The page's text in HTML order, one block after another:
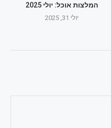
המלצות אוכל: יולי 2025
יולי 31, 2025